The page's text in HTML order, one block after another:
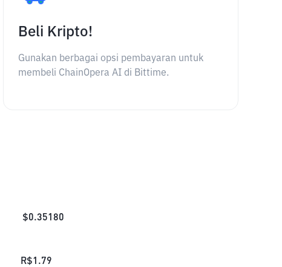
Beli Kripto!
Gunakan berbagai opsi pembayaran untuk
membeli ChainOpera AI di Bittime.
$0.35180
R$1.79